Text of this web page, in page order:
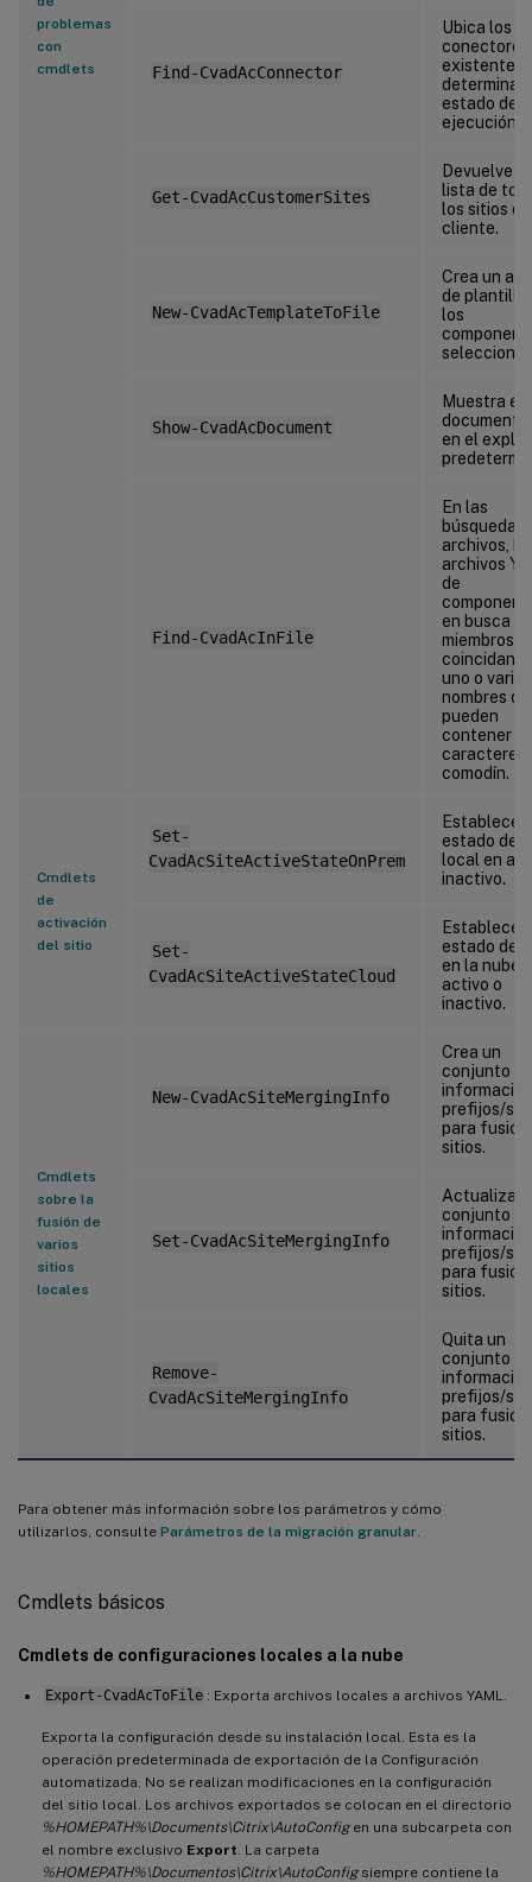
problemas
con
cmdlets
Find-CvadAcConnector
Ubica los
conectores
existentes
determina
estado de
ejecución.
Get-CvadAcCustomerSites
Devuelve la
lista de
los sitios
cliente.
New-CvadAcTemplateToFile
Crea un
de plantilla
los
Show-CvadAcDocument
Muestra
en el
Find-CvadAcInFile
En las
búsquedas
archivos,
archivos
de
en busca de
miembros
coincidan
uno o varios
nombres
pueden
contener
caracteres
comodín.
Cmdlets
de
activación
del sitio
Set-
CvadAcSiteActiveStateOnPrem
Establece
estado del
local en
inactivo.
Set-
CvadAcSiteActiveStateCloud
Establece
estado del
en la nube
activo o
inactivo.
Cmdlets
sobre la
fusión de
varios
sitios
locales
New-CvadAcSiteMergingInfo
Crea un
conjunto de
prefijos/
para fusión
sitios.
Set-CvadAcSiteMergingInfo
Actualiza
conjunto de
prefijos/
para fusión
sitios.
Remove-
CvadAcSiteMergingInfo
Quita un
conjunto de
prefijos/
para fusión
sitios.
Para obtener más información sobre los parámetros y cómo
utilizarlos, consulte Parámetros de la migración granular
Cmdlets básicos
Cmdlets de configuraciones locales a la nube
Export-CvadAcToFile : Exporta archivos locales a archivos YAML.
Exporta la configuración desde su instalación local. Esta es la
operación predeterminada de exportación de la Configuración
automatizada. No se realizan modificaciones en la configuración
del sitio local. Los archivos exportados se colocan en el directorio
%HOMEPATH%\Documents\Citrix\AutoConfigen una subcarpeta con
el nombre exclusivo Export . La carpeta
%HOMEPATH%\Documentos\Citrix\AutoConfigsiempre contiene la